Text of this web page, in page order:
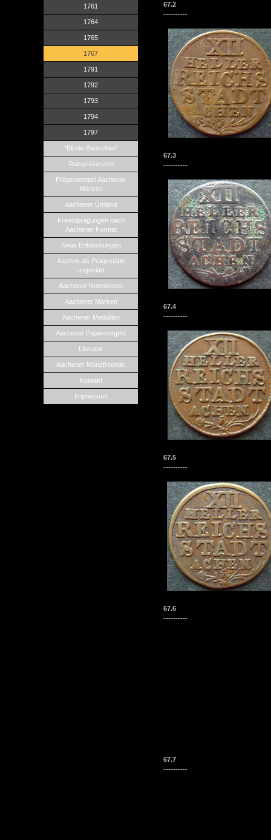
1761
1764
1765
1767
1791
1792
1793
1794
1797
"Blinde Bauschen"
Ratspräsenzen
Prägestempel Aachener
Münzen
Aachener Umland
Fremdprägungen nach
Aachener Format
Neue Entdeckungen
Aachen als Prägestätte
ungeklärt
Aachener Notmünzen
Aachener Marken
Aachener Medaillen
Aachener Papiernotgeld
Literatur
Aachener Münzfreunde
Kontakt
Impressum
67.2
----------
67.3
----------
67.4
----------
67.5
----------
67.6
----------
67.7
----------